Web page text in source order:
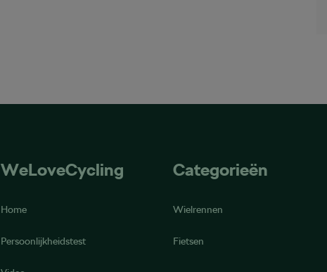
WeLoveCycling
Home
Persoonlijkheidstest
Categorieën
Wielrennen
Fietsen